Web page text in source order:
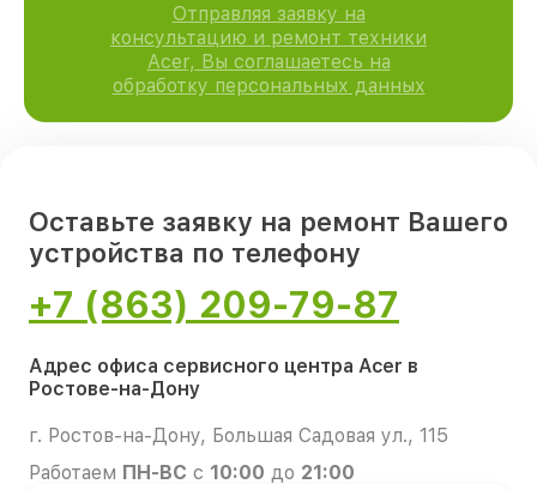
Отправляя заявку на
консультацию и ремонт техники
Acer, Вы соглашаетесь на
обработку персональных данных
Оставьте заявку на ремонт Вашего
устройства по телефону
+7 (863) 209-79-87
Адрес офиса сервисного центра Acer в
Ростове-на-Дону
г. Ростов-на-Дону, Большая Садовая ул., 115
Работаем ПН-ВС с 10:00 до 21:00